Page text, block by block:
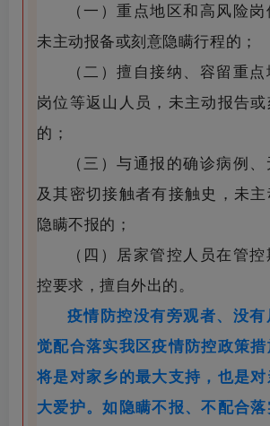
（一）重点地区和高风险
未主动报备或刻意隐瞒行程的；
（二）擅自接纳、容留重
岗位等返山人员，未主动报告
的；
（三）与通报的确诊病例
及其密切接触者有接触史，未
隐瞒不报的；
（四）居家管控人员在管
控要求，擅自外出的。
疫情防控没有旁观者、没有
觉配合落实我区疫情防控政策
将是对家乡的最大支持，也是
大爱护。如隐瞒不报、不配合